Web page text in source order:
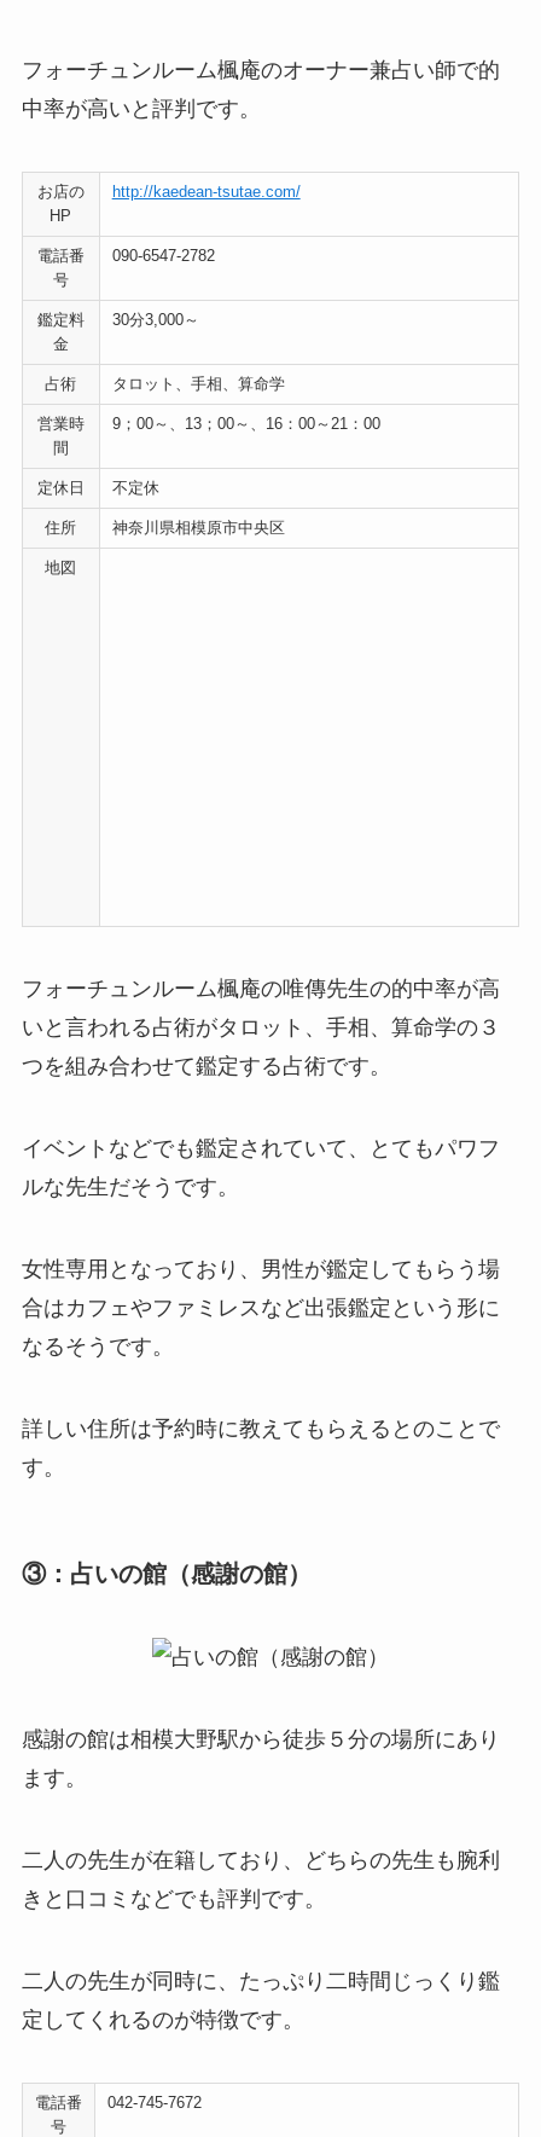
フォーチュンルーム楓庵のオーナー兼占い師で的
中率が高いと評判です。
お店の
HP
http://kaedean-tsutae.com/
電話番
号
090-6547-2782
鑑定料
金
30分3,000～
占術 タロット、手相、算命学
営業時
間
9；00～、13；00～、16：00～21：00
定休日 不定休
住所 神奈川県相模原市中央区
地図
フォーチュンルーム楓庵の唯傳先生の的中率が高
いと言われる占術がタロット、手相、算命学の３
つを組み合わせて鑑定する占術です。
イベントなどでも鑑定されていて、とてもパワフ
ルな先生だそうです。
女性専用となっており、男性が鑑定してもらう場
合はカフェやファミレスなど出張鑑定という形に
なるそうです。
詳しい住所は予約時に教えてもらえるとのことで
す。
③：占いの館（感謝の館）
感謝の館は相模大野駅から徒歩５分の場所にあり
ます。
二人の先生が在籍しており、どちらの先生も腕利
きと口コミなどでも評判です。
二人の先生が同時に、たっぷり二時間じっくり鑑
定してくれるのが特徴です。
電話番
号
042-745-7672